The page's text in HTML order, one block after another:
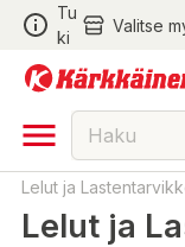
Tu
ki
Valitse
Lelut ja
Lelut ja